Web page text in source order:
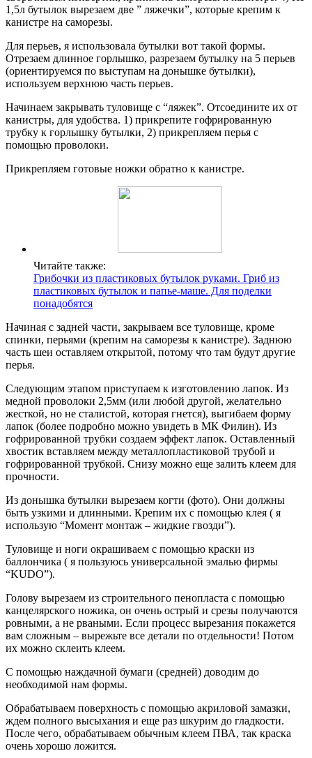
1,5л бутылок вырезаем две ” ляжечки”, которые крепим к
канистре на саморезы.
Для перьев, я использовала бутылки вот такой формы.
Отрезаем длинное горлышко, разрезаем бутылку на 5 перьев
(ориентируемся по выступам на донышке бутылки),
используем верхнюю часть перьев.
Начинаем закрывать туловище с “ляжек”. Отсоедините их от
канистры, для удобства. 1) прикрепите гофрированную
трубку к горлышку бутылки, 2) прикрепляем перья с
помощью проволоки.
Прикрепляем готовые ножки обратно к канистре.
Читайте также:
Грибочки из пластиковых бутылок руками. Гриб из
пластиковых бутылок и папье-маше. Для поделки
понадобятся
Начиная с задней части, закрываем все туловище, кроме
спинки, перьями (крепим на саморезы к канистре). Заднюю
часть шеи оставляем открытой, потому что там будут другие
перья.
Следующим этапом приступаем к изготовлению лапок. Из
медной проволоки 2,5мм (или любой другой, желательно
жесткой, но не сталистой, которая гнется), выгибаем форму
лапок (более подробно можно увидеть в МК Филин). Из
гофрированной трубки создаем эффект лапок. Оставленный
хвостик вставляем между металлопластиковой трубой и
гофрированной трубкой. Снизу можно еще залить клеем для
прочности.
Из донышка бутылки вырезаем когти (фото). Они должны
быть узкими и длинными. Крепим их с помощью клея ( я
использую “Момент монтаж – жидкие гвозди”).
Туловище и ноги окрашиваем с помощью краски из
баллончика ( я пользуюсь универсальной эмалью фирмы
“KUDO”).
Голову вырезаем из строительного пенопласта с помощью
канцелярского ножика, он очень острый и срезы получаются
ровными, а не рваными. Если процесс вырезания покажется
вам сложным – вырежьте все детали по отдельности! Потом
их можно склеить клеем.
С помощью наждачной бумаги (средней) доводим до
необходимой нам формы.
Обрабатываем поверхность с помощью акриловой замазки,
ждем полного высыхания и еще раз шкурим до гладкости.
После чего, обрабатываем обычным клеем ПВА, так краска
очень хорошо ложится.